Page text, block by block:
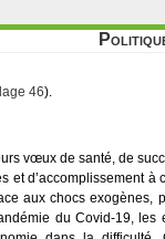
46).
vœux de santé, de
et d’accomplissement
aux chocs
du Covid-19,